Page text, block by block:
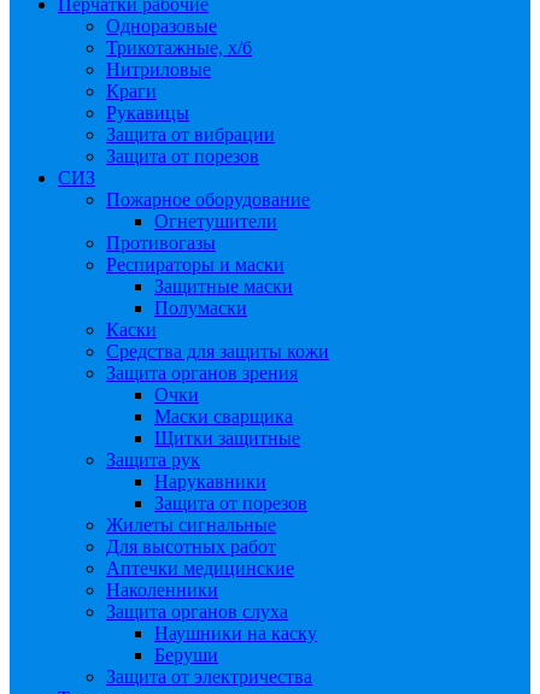
Перчатки рабочие
Одноразовые
Трикотажные, х/б
Нитриловые
Краги
Рукавицы
Защита от вибрации
Защита от порезов
СИЗ
Пожарное оборудование
Огнетушители
Противогазы
Респираторы и маски
Защитные маски
Полумаски
Каски
Средства для защиты кожи
Защита органов зрения
Очки
Маски сварщика
Щитки защитные
Защита рук
Нарукавники
Защита от порезов
Жилеты сигнальные
Для высотных работ
Аптечки медицинские
Наколенники
Защита органов слуха
Наушники на каску
Беруши
Защита от электричества